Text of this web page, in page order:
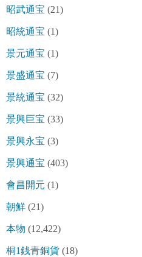
昭武通宝 (21)
昭統通宝 (1)
景元通宝 (1)
景盛通宝 (7)
景統通宝 (32)
景興巨宝 (33)
景興永宝 (3)
景興通宝 (403)
會昌開元 (1)
朝鮮 (21)
本物 (12,422)
桐1銭青銅貨 (18)